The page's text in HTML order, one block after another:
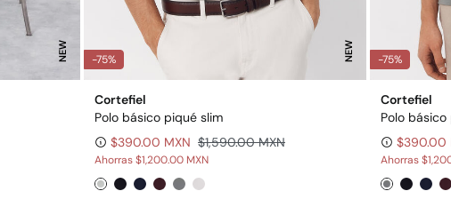
NEW -75% NEW
Cortefiel
Polo básico piqué slim
$390.00 MXN $1,590.00 MXN
Ahorras$1,200.00 MXN
-75%
Cortefiel
Polo
$390.00
Ahorras